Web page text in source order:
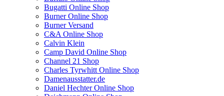
Bugatti Online Shop
Burner Online Shop
Burner Versand
C&A Online Shop
Calvin Klein
Camp David Online Shop
Channel 21 Shop
Charles Tyrwhitt Online Shop
Damenausstatter.de
Daniel Hechter Online Shop